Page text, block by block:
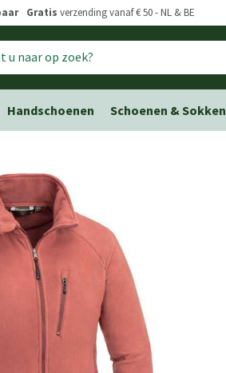
Gratis verzending vanaf € 50 - NL & BE
Handschoenen Schoenen & Sokken